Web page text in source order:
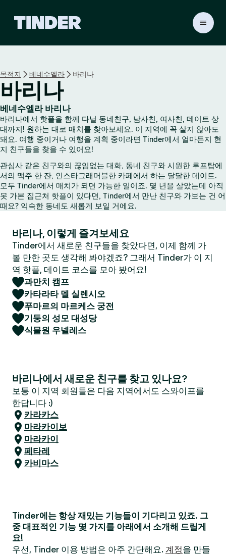
r
목적지 베네수엘라 바리나
바리나
베네수엘라 바리나
바리나에서 핫플을 함께 다닐 동네친구, 남사친, 여사친, 데이트 상
대까지! 원하는 대로 매치를 찾아보세요. 이 지역에 꼭 살지 않아도
돼요. 여행 중이거나 여행을 계획 중이라면 Tinder에서 얼마든지 현
지 친구들을 찾을 수 있어요!
관심사 같은 친구와의 끊임없는 대화, 동네 친구와 시원한 루프탑에
서의 맥주 한 잔, 인스타그래머블한 카페에서 하는 달달한 데이트.
모두 Tinder에서 매치가 되면 가능한 일이죠. 몇 년을 살았는데 아직
못 가본 집근처 핫플이 있다면, Tinder에서 만난 친구와 가보는 건 어
때요? 익숙한 동네도 새롭게 보일 거에요.
바리나, 이렇게 즐겨보세요
Tinder에서 새로운 친구들을 찾았다면, 이제 함께 가
볼 만한 곳도 생각해 봐야겠죠? 그래서 Tinder가 이 지
역 핫플, 데이트 코스를 모아 봤어요!
과만치 캠프
카타라타 델 실렌시오
푸마르의 마르케스 궁전
기둥의 성모 대성당
식물원 우넬레스
바리나에서 새로운 친구를 찾고 있나요?
보통 이 지역 회원들은 다음 지역에서도 스와이프를
한답니다 :)
카라카스
마라카이보
마라카이
페타레
카비마스
Tinder에는 항상 재밌는 기능들이 기다리고 있죠. 그
중 대표적인 기능 몇 가지를 아래에서 소개해 드릴게
요!
우선, Tinder 이용 방법은 아주 간단해요. 계정을 만들